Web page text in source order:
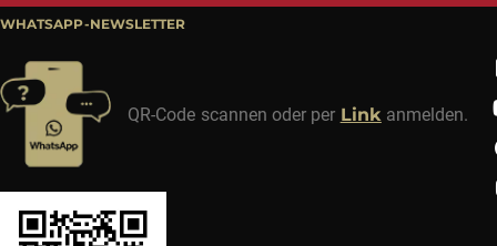
WHATSAPP-NEWSLETTER
QR-Code scannen oder per Linkanmelden.